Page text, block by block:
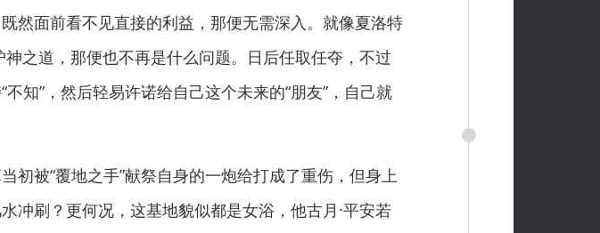
面前看不见直接的利益，那便无需深入。就像夏洛特
之道，那便也不再是什么问题。日后任取任夺，不过
知”，然后轻易许诺给自己这个未来的“朋友”，自己就
被“覆地之手”献祭自身的一炮给打成了重伤，但身上
冲刷？更何况，这基地貌似都是女浴，他古月·平安若